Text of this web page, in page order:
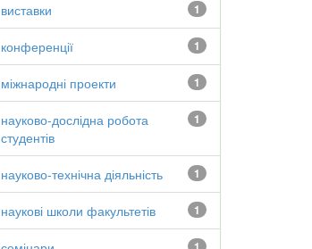
1
виставки
1
конференції
1
міжнародні проекти
1
науково-дослідна робота
студентів
1
науково-технічна діяльність
1
наукові школи факультетів